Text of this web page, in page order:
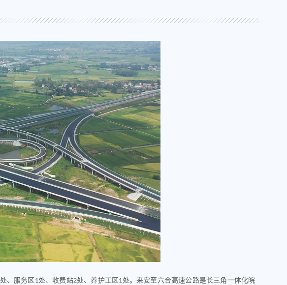
处、服务区 1处、收费站2处、养护工区 1处。 来安至六合高速公路是长三角一体化皖